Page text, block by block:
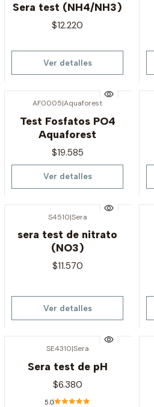
Sera test (NH4/NH3)
$12.220
Ver detalles
AF0005|Aquaforest
Test Fosfatos PO4
Aquaforest
$19.585
Ver detalles
S4510|Sera
sera test de nitrato
(NO3)
$11.570
Ver detalles
SE4310|Sera
Sera test de pH
$6.380
5.0